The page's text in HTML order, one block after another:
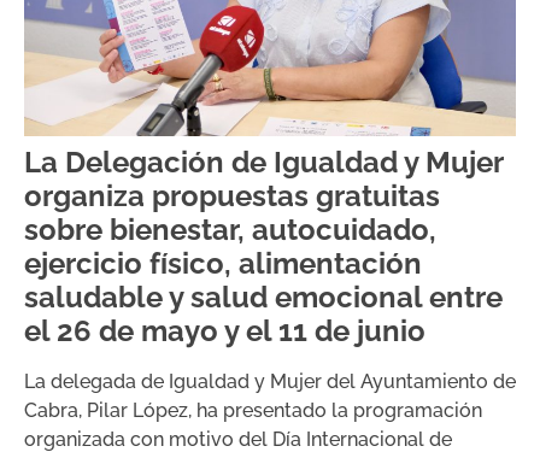
La Delegación de Igualdad y Mujer
organiza propuestas gratuitas
sobre bienestar, autocuidado,
ejercicio físico, alimentación
saludable y salud emocional entre
el 26 de mayo y el 11 de junio
La delegada de Igualdad y Mujer del Ayuntamiento de
Cabra, Pilar López, ha presentado la programación
organizada con motivo del Día Internacional de